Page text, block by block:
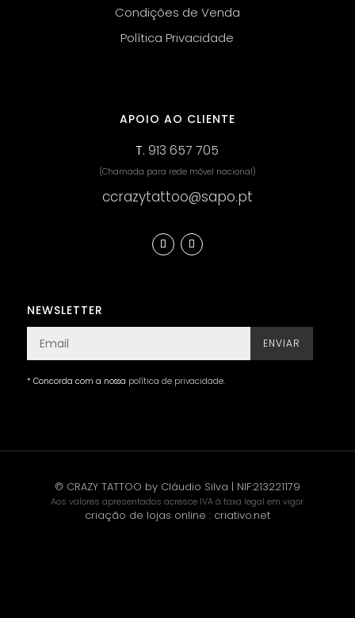
Condições de Venda
Política Privacidade
APOIO AO CLIENTE
T.913 657 705
(Chamada para rede móvel nacional)
ccrazytattoo@sapo.pt
NEWSLETTER
ENVIAR
* Concorda com a nossa política de privacidade.
© CRAZY TATTOO by Cláudio Silva | NIF:213221179
Aos valores apresentados acresce IVA à taxa legal em vigor.
criação de lojas online : criativo.net